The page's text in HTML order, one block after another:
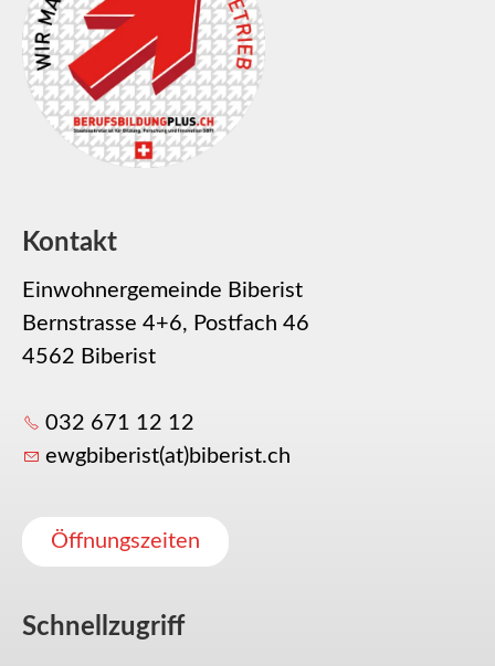
Kontakt
Einwohnergemeinde Biberist
Bernstrasse 4+6, Postfach 46
4562 Biberist
032 671 12 12
ewgbiberist(at)biberist.ch
Öffnungszeiten
Schnellzugriff